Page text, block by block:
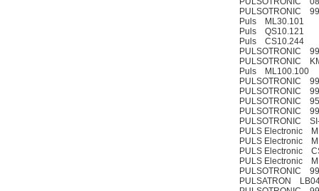
PULSOTRONIC
Puls ML30.101
Puls QS10.121
Puls CS10.244
PULSOTRONIC
PULSOTRONIC
Puls ML100.100
PULSOTRONIC
PULSOTRONIC
PULSOTRONIC
PULSOTRONIC
PULSOTRONIC
PULS Electronic
PULS Electronic
PULS Electronic
PULS Electronic
PULSOTRONIC
PULSATRON